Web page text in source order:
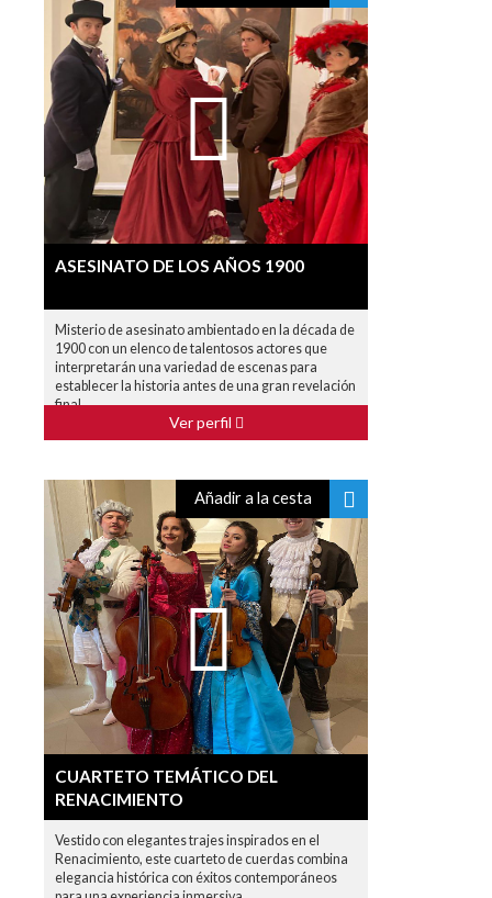
ASESINATO DE LOS AÑOS 1900
Misterio de asesinato ambientado en la década de
1900 con un elenco de talentosos actores que
interpretarán una variedad de escenas para
establecer la historia antes de una gran revelación
final.
Ver perfil
Añadir a la cesta
CUARTETO TEMÁTICO DEL
RENACIMIENTO
Vestido con elegantes trajes inspirados en el
Renacimiento, este cuarteto de cuerdas combina
elegancia histórica con éxitos contemporáneos